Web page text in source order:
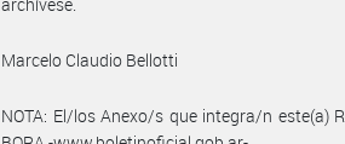
Marcelo Claudio Bellotti
NOTA: El/los Anexo/s que integra/n este(a)